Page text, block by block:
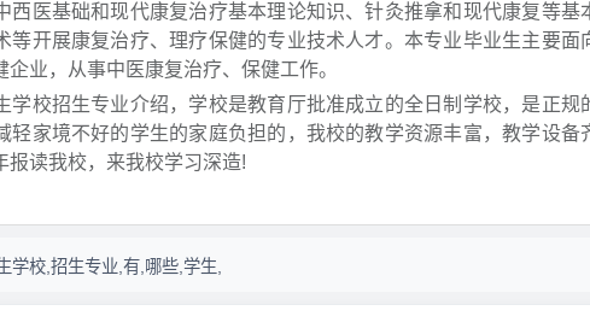
医基础和现代康复治疗基本理论知识、针灸推拿和现代康复等基
等开展康复治疗、理疗保健的专业技术人才。本专业毕业生主要面
业，从事中医康复治疗、保健工作。
校招生专业介绍，学校是教育厅批准成立的全日制学校，是正规
轻家境不好的学生的家庭负担的，我校的教学资源丰富，教学设备
报读我校，来我校学习深造!
学校,招生专业,有,哪些,学生,